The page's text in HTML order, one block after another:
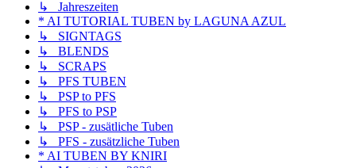
↳ Jahreszeiten
* AI TUTORIAL TUBEN by LAGUNA AZUL
↳ SIGNTAGS
↳ BLENDS
↳ SCRAPS
↳ PFS TUBEN
↳ PSP to PFS
↳ PFS to PSP
↳ PSP - zusätliche Tuben
↳ PFS - zusätzliche Tuben
* AI TUBEN BY KNIRI